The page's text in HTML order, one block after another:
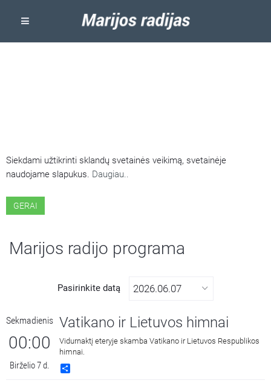
Siekdami užtikrinti sklandų svetainės veikimą, svetainėje
naudojame slapukus. Daugiau..
GERAI
Marijos radijo programa
Pasirinkite datą
Sekmadienis
00:00
Birželio 7 d.
Vatikano ir Lietuvos himnai
Vidurnaktį eteryje skamba Vatikano ir Lietuvos Respublikos
himnai.